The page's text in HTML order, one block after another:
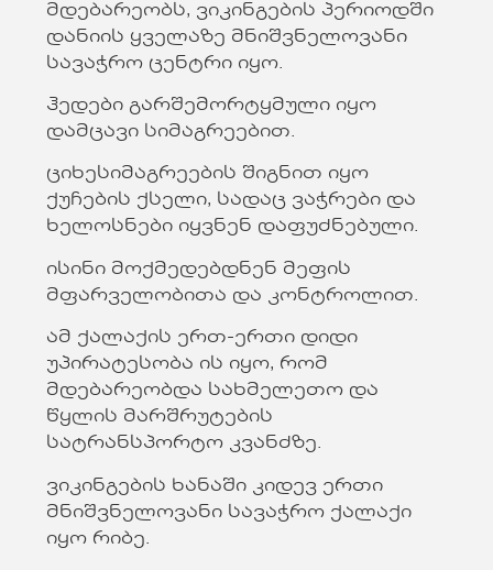
მდებარეობს, ვიკინგების პერიოდში
დანიის ყველაზე მნიშვნელოვანი
სავაჭრო ცენტრი იყო.
ჰედები გარშემორტყმული იყო
დამცავი სიმაგრეებით.
ციხესიმაგრეების შიგნით იყო
ქუჩების ქსელი, სადაც ვაჭრები და
ხელოსნები იყვნენ დაფუძნებული.
ისინი მოქმედებდნენ მეფის
მფარველობითა და კონტროლით.
ამ ქალაქის ერთ-ერთი დიდი
უპირატესობა ის იყო, რომ
მდებარეობდა სახმელეთო და
წყლის მარშრუტების
სატრანსპორტო კვანძზე.
ვიკინგების ხანაში კიდევ ერთი
მნიშვნელოვანი სავაჭრო ქალაქი
იყო რიბე.